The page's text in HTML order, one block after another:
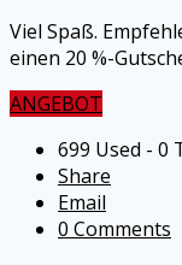
Viel Spaß.
einen 20 %-
ANGEBOT
699 Used - 0
Share
Email
0 Comments